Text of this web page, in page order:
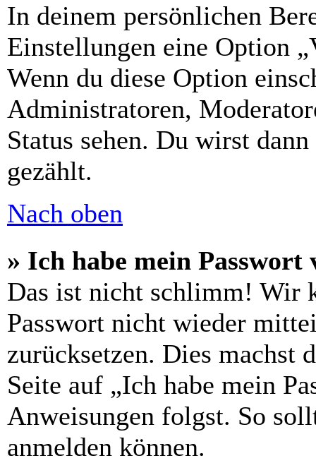
In deinem persönlichen
Einstellungen eine Option
Wenn du diese Option
Administratoren,
Status sehen. Du wirst
gezählt.
Nach oben
» Ich habe mein Passwort
Das ist nicht schlimm! Wir
Passwort nicht wieder
zurücksetzen. Dies machst
Seite auf „Ich habe mein
Anweisungen folgst. So
anmelden können.